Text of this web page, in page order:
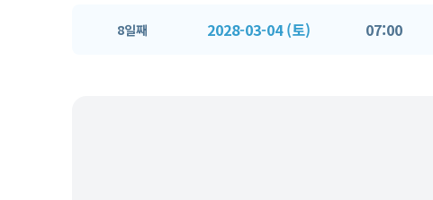
8일째 2028-03-04 (토) 07:00